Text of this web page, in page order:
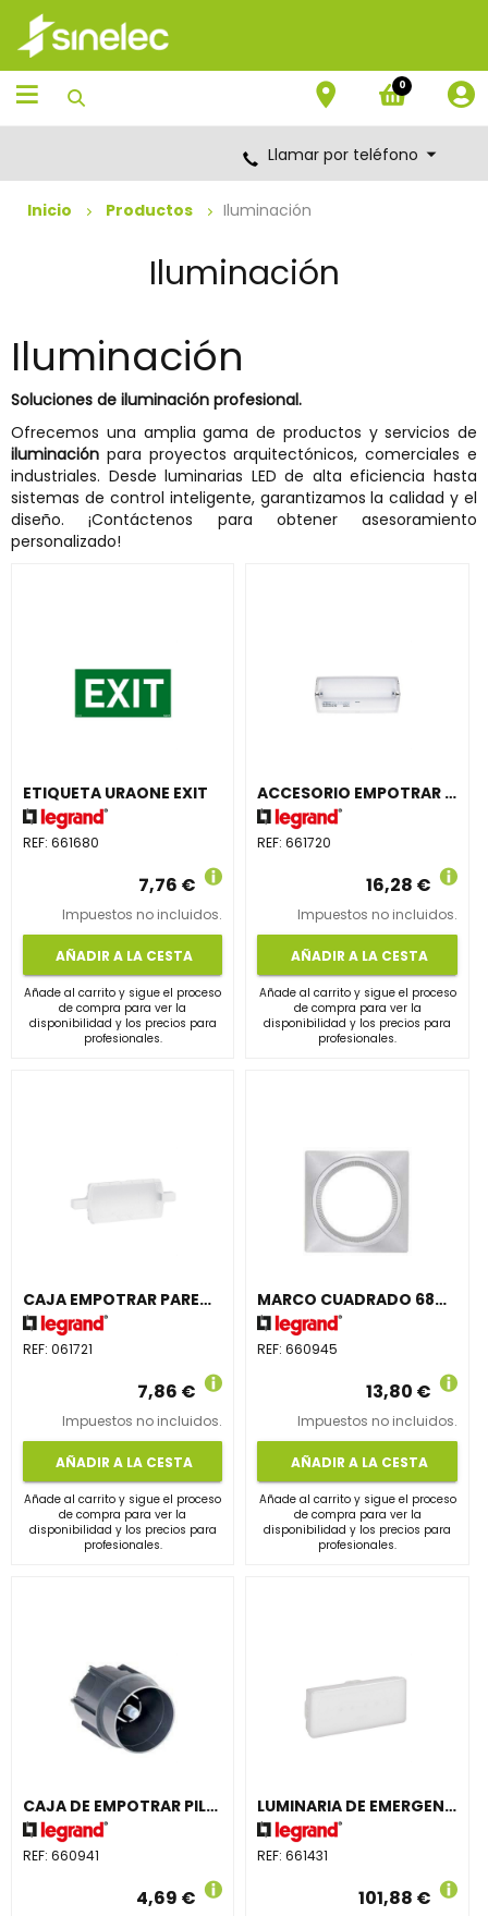
Saltar
contenido
Saltar
menú
de
navegación
0
Llamar por teléfono
Inicio Productos Iluminación
Iluminación
Iluminación
Soluciones de iluminación profesional.
Ofrecemos una amplia gama de productos y servicios de
iluminación para proyectos arquitectónicos, comerciales e
industriales. Desde luminarias LED de alta eficiencia hasta
sistemas de control inteligente, garantizamos la calidad y el
diseño. ¡Contáctenos para obtener asesoramiento
personalizado!
ETIQUETA URAONE EXIT
REF: 661680
7,76 €
Impuestos no incluidos.
AÑADIR A LA CESTA
Añade al carrito y sigue el proceso
de compra para ver la
disponibilidad y los precios para
profesionales.
ACCESORIO EMPOTRAR UNIVERSAL URA 21NEW
REF:661720
16,28 €
Impuestos no incluidos.
AÑADIR A LA CESTA
Añade al carrito y sigue el proceso
de compra para ver la
disponibilidad y los precios para
profesionales.
CAJA EMPOTRAR PARED URA 21
REF: 061721
7,86 €
Impuestos no incluidos.
AÑADIR A LA CESTA
Añade al carrito y sigue el proceso
de compra para ver la
disponibilidad y los precios para
profesionales.
MARCO CUADRADO 68mm
REF:660945
13,80 €
Impuestos no incluidos.
AÑADIR A LA CESTA
Añade al carrito y sigue el proceso
de compra para ver la
disponibilidad y los precios para
profesionales.
CAJA DE EMPOTRAR PILOTO BALIZADO
REF: 660941
4,69 €
LUMINARIA DE EMERGENCIA B65LED, 100 LÚMENES, 1h, IP65, PERMANENTE/NO PERMANENTE
REF:661431
101,88 €